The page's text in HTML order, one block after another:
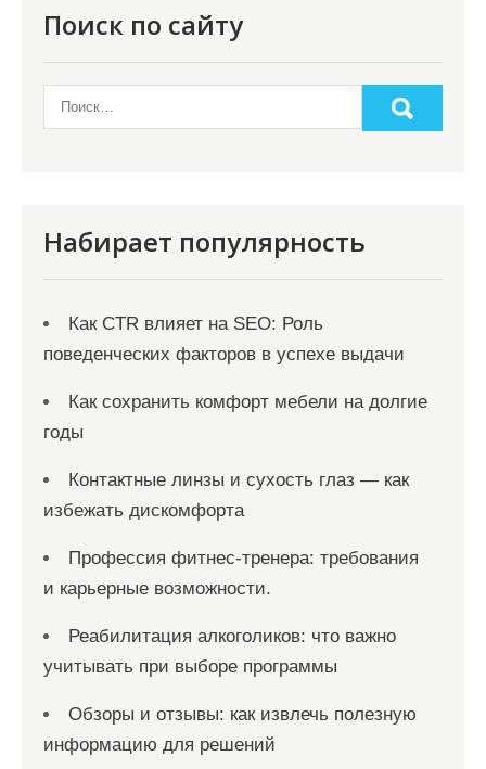
Поиск по сайту
Набирает популярность
Как CTR влияет на SEO: Роль
поведенческих факторов в успехе выдачи
Как сохранить комфорт мебели на долгие
годы
Контактные линзы и сухость глаз — как
избежать дискомфорта
Профессия фитнес-тренера: требования
и карьерные возможности.
Реабилитация алкоголиков: что важно
учитывать при выборе программы
Обзоры и отзывы: как извлечь полезную
информацию для решений